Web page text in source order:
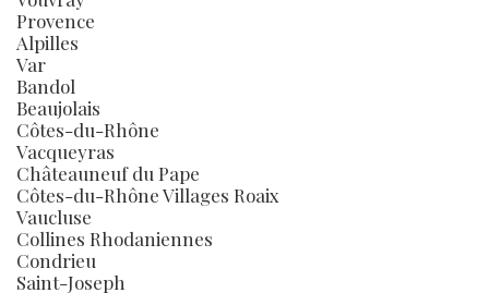
Provence
Alpilles
Var
Bandol
Beaujolais
Côtes-du-Rhône
Vacqueyras
Châteauneuf du Pape
Côtes-du-Rhône Villages Roaix
Vaucluse
Collines Rhodaniennes
Condrieu
Saint-Joseph